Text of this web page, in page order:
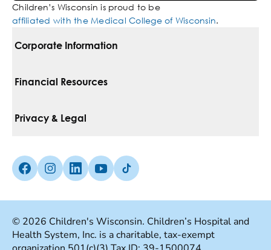
Children’s Wisconsin is proud to be
affiliated with the Medical College of Wisconsin.
Corporate Information
For Vendors
Media Inquiries
Financial Resources
Pay Your Bill
Insurances We Accept
Good Faith Estimate
Privacy & Legal
Non-Discrimination Policy
Terms Of Use
Facebook (Opens in a new tab)
Instagram (Opens in a new tab)
linkedin (Opens in a new tab)
Youtube (Opens in a new tab)
Tiktok (Opens in a new tab)
© 2026 Children's Wisconsin. Children’s Hospital and
Health System, Inc. is a charitable, tax-exempt